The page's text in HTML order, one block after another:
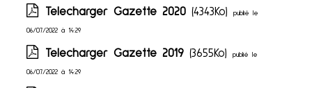
Telecharger Gazette 2020 (4343Ko)publié le
06/07/2022 à 14:29
Telecharger Gazette 2019 (3655Ko)publié le
06/07/2022 à 14:29